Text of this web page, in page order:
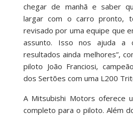
chegar de manhã e saber
largar com o carro pronto,
revisado por uma equipe que
assunto. Isso nos ajuda a
resultados ainda melhores”,
piloto João Franciosi,
dos Sertões com uma L200
A Mitsubishi Motors oferece
completo para o piloto. Além